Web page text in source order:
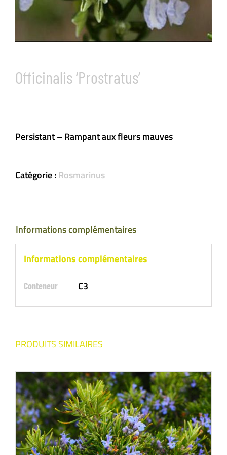
Officinalis ‘Prostratus’
Persistant – Rampant aux fleurs mauves
Catégorie :Rosmarinus
Informations complémentaires
Informations complémentaires
Conteneur C3
PRODUITS SIMILAIRES